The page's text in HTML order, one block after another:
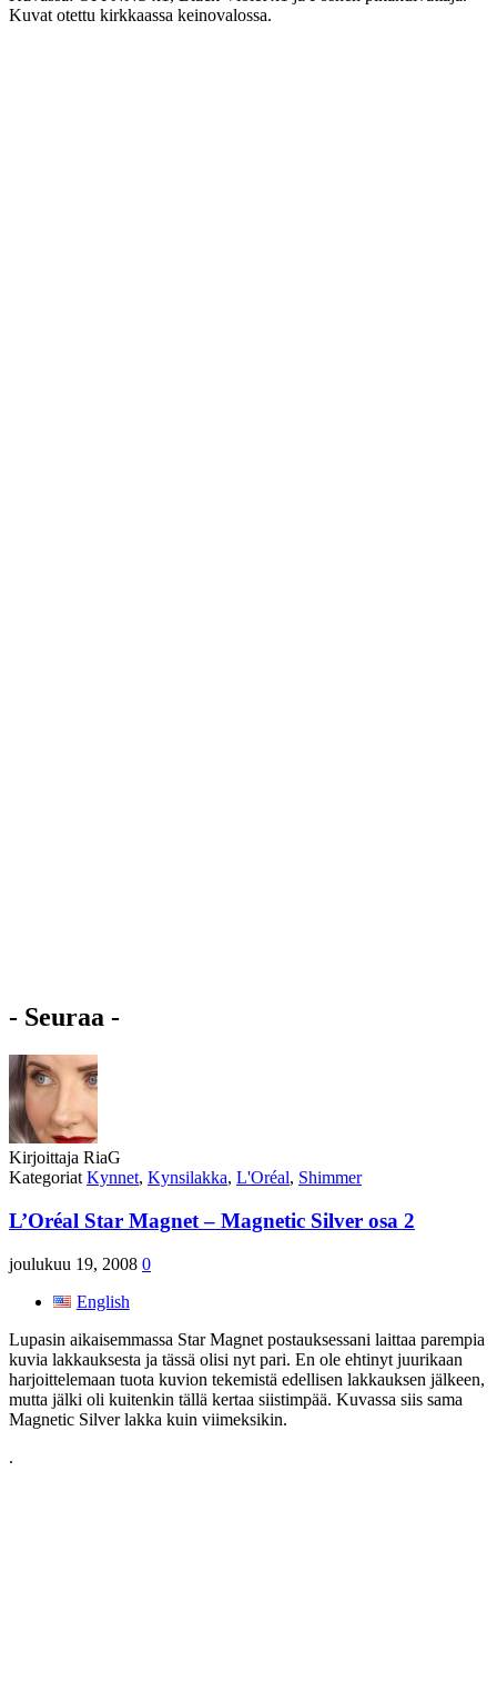
Kuvat otettu kirkkaassa keinovalossa.
- Seuraa -
Kirjoittaja RiaG
Kategoriat Kynnet, Kynsilakka, L'Oréal, Shimmer
L’Oréal Star Magnet – Magnetic Silver osa 2
joulukuu 19, 2008 0
English
Lupasin aikaisemmassa Star Magnet postauksessani laittaa parempia
kuvia lakkauksesta ja tässä olisi nyt pari. En ole ehtinyt juurikaan
harjoittelemaan tuota kuvion tekemistä edellisen lakkauksen jälkeen,
mutta jälki oli kuitenkin tällä kertaa siistimpää. Kuvassa siis sama
Magnetic Silver lakka kuin viimeksikin.
.